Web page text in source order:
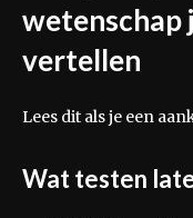
wetenschap
vertellen
Lees dit als je een
Wat testen